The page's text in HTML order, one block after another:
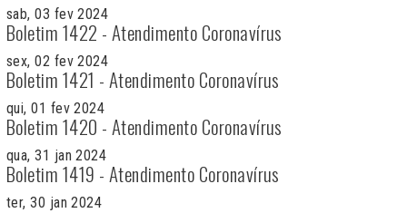
sab, 03 fev 2024
Boletim 1422 - Atendimento Coronavírus
sex, 02 fev 2024
Boletim 1421 - Atendimento Coronavírus
qui, 01 fev 2024
Boletim 1420 - Atendimento Coronavírus
qua, 31 jan 2024
Boletim 1419 - Atendimento Coronavírus
ter, 30 jan 2024